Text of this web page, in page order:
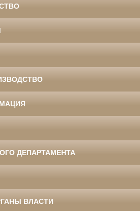
ДЕПАРТАМЕНТА
ВЛАСТИ